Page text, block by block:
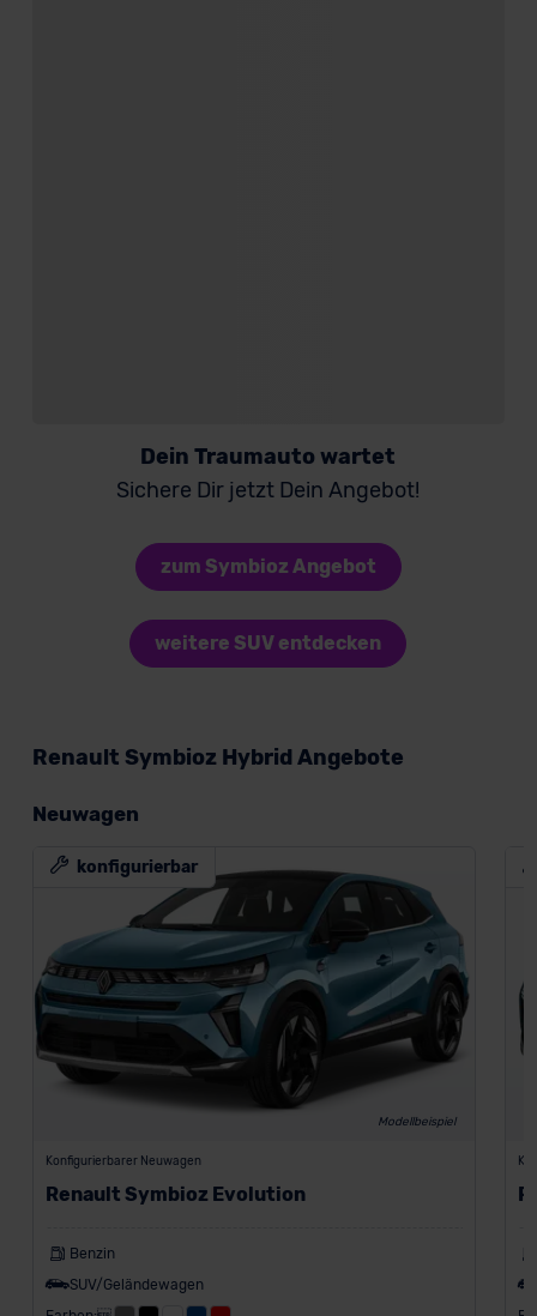
Dein Traumauto wartet
Sichere Dir jetzt Dein Angebot!
zum Symbioz Angebot
weitere SUV entdecken
Renault Symbioz Hybrid Angebote
Neuwagen
Modellbeispiel
konfigurierbar
Konfigurierbarer Neuwagen
Renault Symbioz Evolution
Benzin
SUV/Geländewagen